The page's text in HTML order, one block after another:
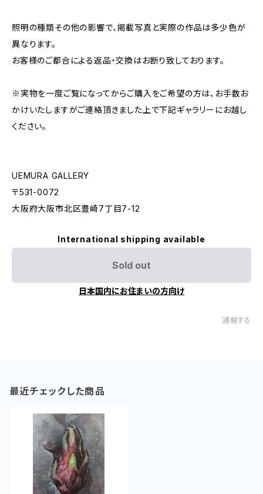
照明の種類その他の影響で、掲載写真と実際の作品は多少色が
異なります。
お客様のご都合による返品・交換はお断り致しております。
※実物を一度ご覧になってからご購入をご希望の方は、お手数お
かけいたしますがご連絡頂きました上で下記ギャラリーにお越し
ください。
UEMURA GALLERY
〒531-0072
大阪府大阪市北区豊崎7丁目7-12
International shipping available
Sold out
日本国内にお住まいの方向け
通報する
最近チェックした商品